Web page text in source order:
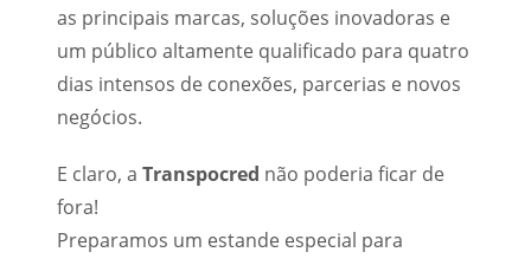
as principais marcas, soluções inovadoras e
um público altamente qualificado para quatro
dias intensos de conexões, parcerias e novos
negócios.
E claro, a Transpocred não poderia ficar de
fora!
Preparamos um estande especial para